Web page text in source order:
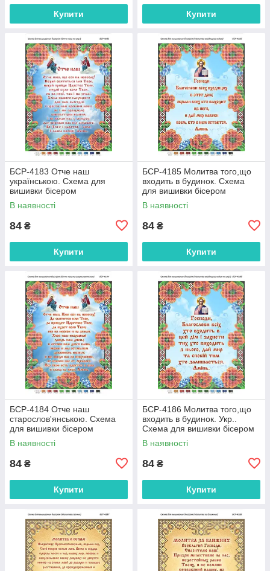
Купити Купити
БСР-4183 Отче наш
українською. Схема для
вишивки бісером
В наявності
84 ₴
Купити
БСР-4185 Молитва того,що
входить в будинок. Схема
для вишивки бісером
В наявності
84 ₴
Купити
БСР-4184 Отче наш
старослов'янською. Схема
для вишивки бісером
В наявності
84 ₴
Купити
БСР-4186 Молитва того,що
входить в будинок. Укр..
Схема для вишивки бісером
В наявності
84 ₴
Купити